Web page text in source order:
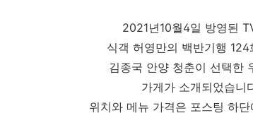
2021년10월4일 방영된
식객 허영만의 백반기행 124
김종국 안양 청춘이 선택한
가게가 소개되었습니
위치와 메뉴 가격은 포스팅 하